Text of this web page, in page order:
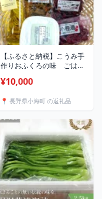
【ふるさと納税】こうみ手
作りおふくろの味 ごはん
すすめ 詰め合せ ごはん ご
¥10,000
📍 長野県小海町 の返礼品